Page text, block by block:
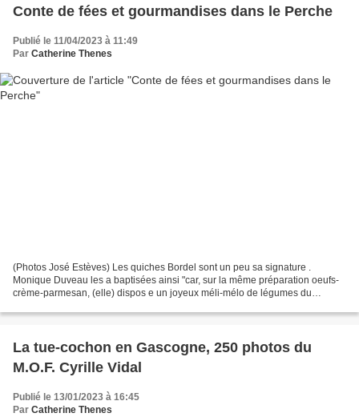
Conte de fées et gourmandises dans le Perche
Publié le 11/04/2023 à 11:49
Par Catherine Thenes
(Photos José Estèves) Les quiches Bordel sont un peu sa signature .
Monique Duveau les a baptisées ainsi "car, sur la même préparation oeufs-
crème-parmesan, (elle) dispos e un joyeux méli-mélo de légumes du
La tue-cochon en Gascogne, 250 photos du
M.O.F. Cyrille Vidal
Publié le 13/01/2023 à 16:45
Par Catherine Thenes